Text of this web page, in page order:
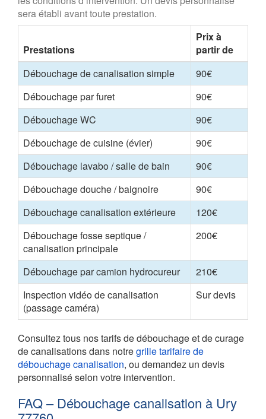
sera établi avant toute prestation.
Prestations
Prix à
partir de
Débouchage de canalisation simple
90€
Débouchage par furet
90€
Débouchage WC
90€
Débouchage de cuisine (évier)
90€
Débouchage lavabo / salle de bain
90€
Débouchage douche / baignoire
90€
Débouchage canalisation extérieure
120€
Débouchage fosse septique /
canalisation principale
200€
Débouchage par camion hydrocureur
210€
Inspection vidéo de canalisation
(passage caméra)
Sur devis
Consultez tous nos tarifs de débouchage et de curage
de canalisations dans notregrille tarifaire de
débouchage canalisation, ou demandez un devis
personnalisé selon votre intervention.
FAQ – Débouchage canalisation à Ury